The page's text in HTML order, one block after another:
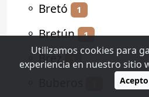
⚬ Bretó 1
⚬Bretún 1
⚬Brez
Utilizamos cookies para
experiencia en nuestro sitio
Acepto